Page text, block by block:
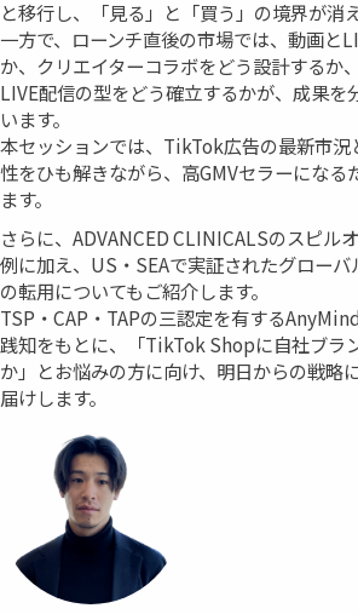
と移行し、「見る」と「買う」の境界が消
一方で、ローンチ直後の市場では、動画と
か、クリエイターコラボをどう設計するか
LIVE配信の型をどう確立するかが、成果を
います。
本セッションでは、TikTok広告の最新市
性をひも解きながら、高GMVセラーになる
ます。
さらに、ADVANCED CLINICALSのスピル
例に加え、US・SEAで実証されたグロー
の転用についてもご紹介します。
TSP・CAP・TAPの三認定を有する
践知をもとに、「TikTok Shopに自社ブラ
か」とお悩みの方に向け、明日からの戦略
届けします。